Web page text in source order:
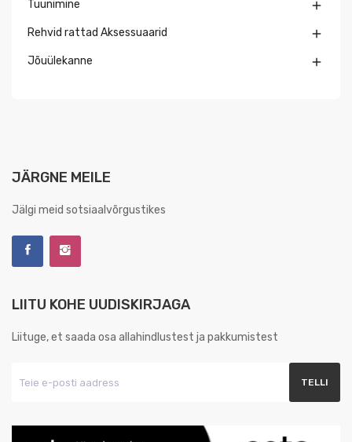
Tuunimine 
Rehvid rattad Aksessuaarid 
Jõuülekanne 
JÄRGNE MEILE
Jälgi meid sotsiaalvõrgustikes
LIITU KOHE UUDISKIRJAGA
Liituge, et saada osa allahindlustest ja pakkumistest